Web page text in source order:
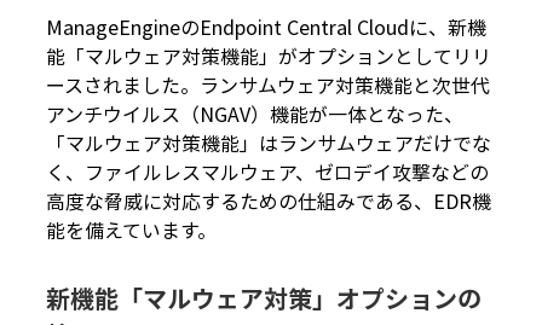
ManageEngineのEndpoint Central Cloudに、新機
能「マルウェア対策機能」がオプションとしてリリ
ースされました。ランサムウェア対策機能と次世代
アンチウイルス（NGAV）機能が一体となった、
「マルウェア対策機能」はランサムウェアだけでな
く、ファイルレスマルウェア、ゼロデイ攻撃などの
高度な脅威に対応するための仕組みである、EDR機
能を備えています。
新機能「マルウェア対策」オプションの